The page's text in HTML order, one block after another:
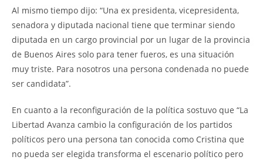
Al mismo tiempo dijo: “Una ex presidenta, vicepresidenta,
senadora y diputada nacional tiene que terminar siendo
diputada en un cargo provincial por un lugar de la provincia
de Buenos Aires solo para tener fueros, es una situación
muy triste. Para nosotros una persona condenada no puede
ser candidata”.
En cuanto a la reconfiguración de la política sostuvo que “La
Libertad Avanza cambio la configuración de los partidos
políticos pero una persona tan conocida como Cristina que
no pueda ser elegida transforma el escenario político pero